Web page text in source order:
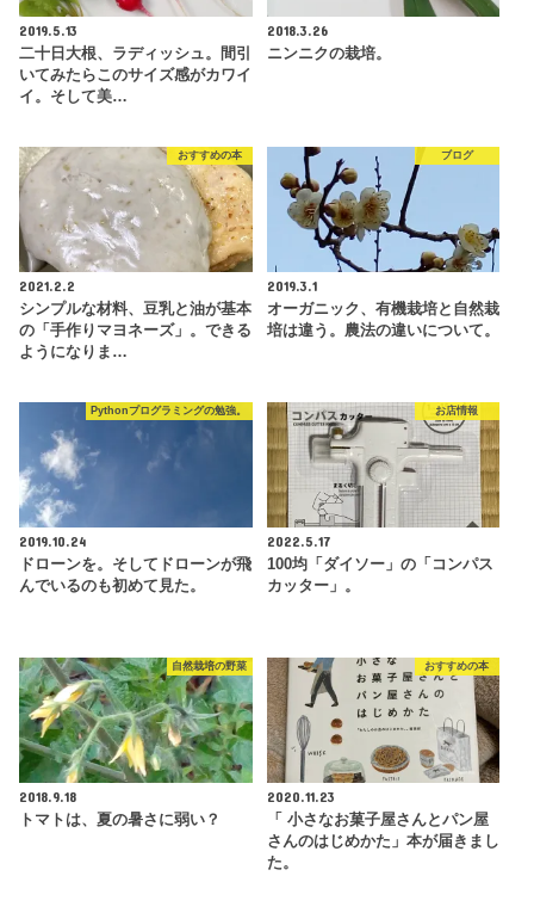
2019.5.13
二十日大根、ラディッシュ。間引
いてみたらこのサイズ感がカワイ
イ。そして美…
2018.3.26
ニンニクの栽培。
おすすめの本
2021.2.2
シンプルな材料、豆乳と油が基本
の「手作りマヨネーズ」。できる
ようになりま…
ブログ
2019.3.1
オーガニック、有機栽培と自然栽
培は違う。農法の違いについて。
Pythonプログラミングの勉強。
2019.10.24
ドローンを。そしてドローンが飛
んでいるのも初めて見た。
お店情報
2022.5.17
100均「ダイソー」の「コンパス
カッター」。
自然栽培の野菜
2018.9.18
トマトは、夏の暑さに弱い？
おすすめの本
2020.11.23
「 小さなお菓子屋さんとパン屋
さんのはじめかた」本が届きまし
た。